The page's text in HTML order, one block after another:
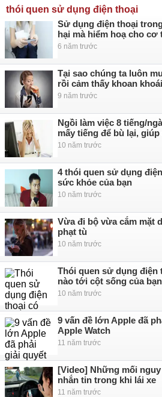
thói quen sử dụng điện thoại
Sử dụng điện thoại
hại mà hiểm hoạ cho
6 năm trước
Tại sao chúng ta luôn
rồi cảm thấy khoan
9 năm trước
Ngồi làm việc 8 tiếng/
mấy tiếng để bù lại,
10 năm trước
4 thói quen sử dụng
sức khỏe của bạn
10 năm trước
Vừa đi bộ vừa cắm mặt
phạt tù
10 năm trước
Thói quen sử dụng
nào tới cột sống của
10 năm trước
9 vấn đề lớn Apple đã
Apple Watch
11 năm trước
[Video] Những mối
nhắn tin trong khi lái xe
11 năm trước